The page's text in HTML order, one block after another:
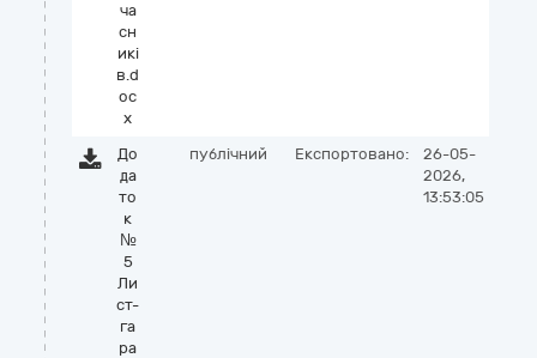
ча
сн
икі
в.d
oc
x
До
да
то
к
№
5
Ли
ст-
га
ра
публічний Експортовано:
26-05-
2026,
13:53:05